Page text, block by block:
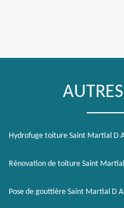
Hydrofuge toiture Saint Martial D
Rénovation de toiture Saint
Pose de gouttière Saint Martial D